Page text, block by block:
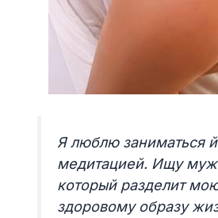
Я люблю заниматься
медитацией. Ищу
который разделит
здоровому образу